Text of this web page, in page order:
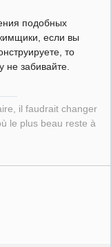
подобных
если вы
то
не забивайте.
il faudrait changer
le plus beau reste à